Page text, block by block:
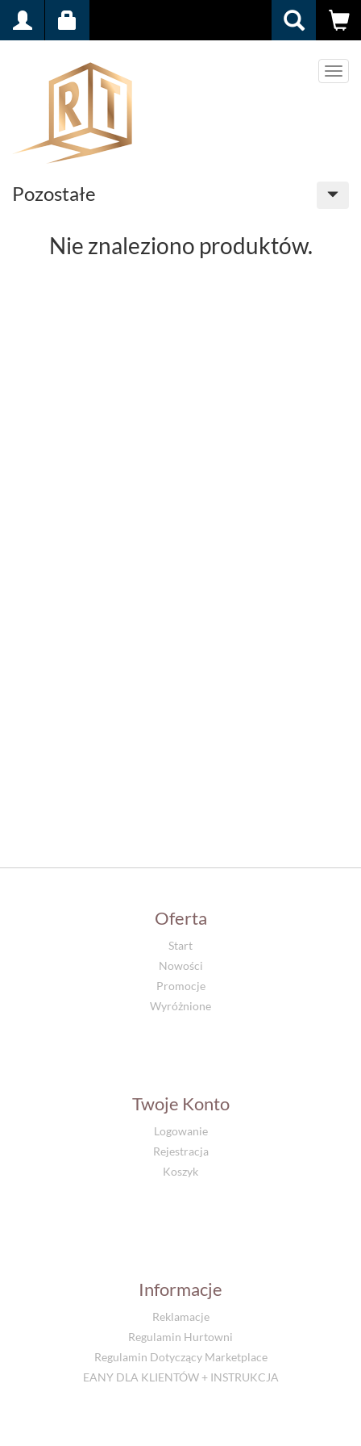
Menu
Pozostałe
Nie znaleziono produktów.
Oferta
Start
Nowości
Promocje
Wyróżnione
Twoje Konto
Logowanie
Rejestracja
Koszyk
Informacje
Reklamacje
Regulamin Hurtowni
Regulamin Dotyczący Marketplace
EANY DLA KLIENTÓW + INSTRUKCJA